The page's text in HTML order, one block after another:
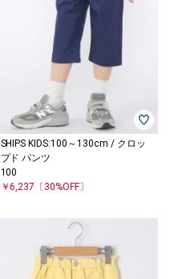
SHIPS KIDS:100～130cm / クロッ
プド パンツ
100
￥6,237 〔30%OFF〕